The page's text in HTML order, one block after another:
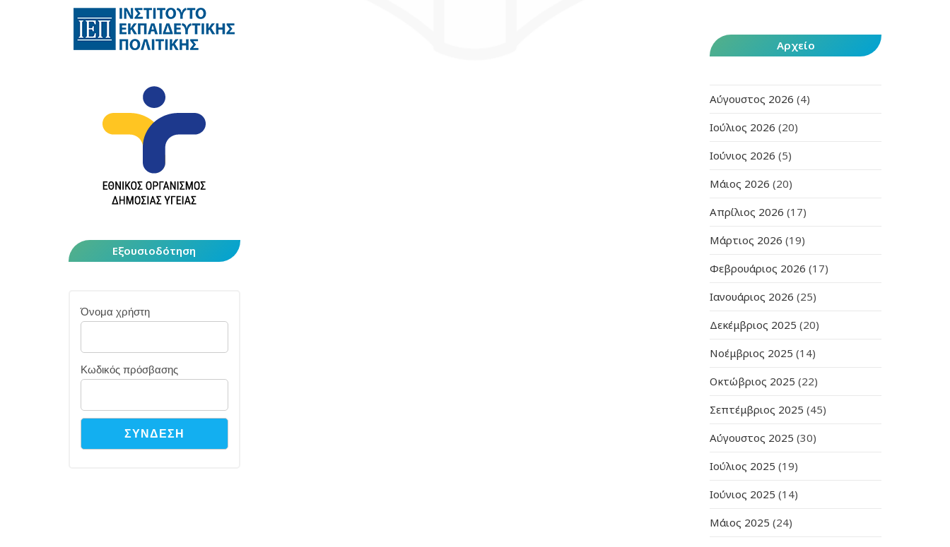
Εξουσιοδότηση
Όνομα χρήστη
Κωδικός πρόσβασης
Αρχείο
Αύγουστος 2026 (4)
Ιούλιος 2026 (20)
Ιούνιος 2026 (5)
Μάιος 2026 (20)
Απρίλιος 2026 (17)
Μάρτιος 2026 (19)
Φεβρουάριος 2026 (17)
Ιανουάριος 2026 (25)
Δεκέμβριος 2025 (20)
Νοέμβριος 2025 (14)
Οκτώβριος 2025 (22)
Σεπτέμβριος 2025 (45)
Αύγουστος 2025 (30)
Ιούλιος 2025 (19)
Ιούνιος 2025 (14)
Μάιος 2025 (24)